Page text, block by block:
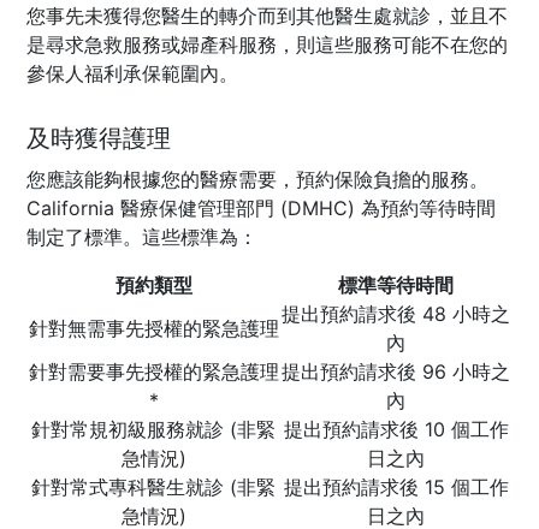
您事先未獲得您醫生的轉介而到其他醫生處就診，並且不
是尋求急救服務或婦產科服務，則這些服務可能不在您的
參保人福利承保範圍內。
及時獲得護理
您應該能夠根據您的醫療需要，預約保險負擔的服務。
California 醫療保健管理部門 (DMHC) 為預約等待時間
制定了標準。這些標準為：
預約類型
標準等待時間
針對無需事先授權的緊急護理
提出預約請求後 48 小時之
內
針對需要事先授權的緊急護理
*
提出預約請求後 96 小時之
內
針對常規初級服務就診 (非緊
急情況)
提出預約請求後 10 個工作
日之內
針對常式專科醫生就診 (非緊
急情況)
提出預約請求後 15 個工作
日之內